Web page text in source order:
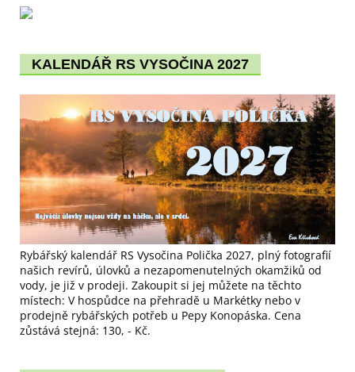
KALENDÁŘ RS VYSOČINA 2027
Rybářský kalendář RS Vysočina Polička 2027, plný fotografií
našich revírů, úlovků a nezapomenutelných okamžiků od
vody, je již v prodeji. Zakoupit si jej můžete na těchto
místech: V hospůdce na přehradě u Markétky nebo v
prodejně rybářských potřeb u Pepy Konopáska. Cena
zůstává stejná: 130, - Kč.